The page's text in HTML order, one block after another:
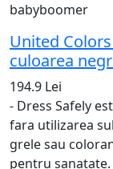
babyboomer
United
culoarea
194.9 Lei
- Dress Safely
fara utilizarea
grele sau
pentru